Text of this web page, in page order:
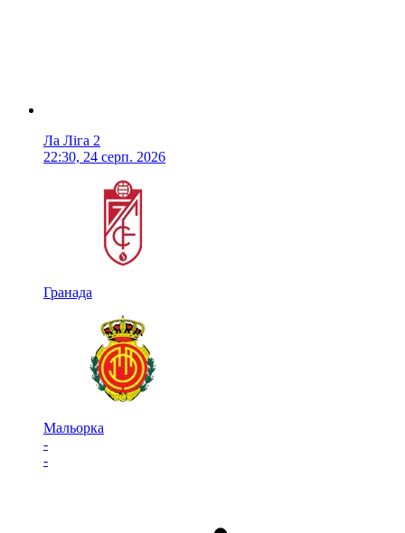
Ла Ліга 2
22:30, 24 серп. 2026
Гранада
Мальорка
-
-